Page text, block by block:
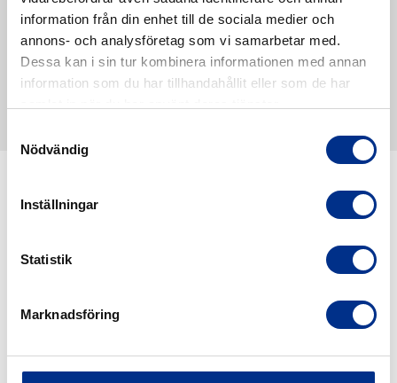
information från din enhet till de sociala medier och
annons- och analysföretag som vi samarbetar med.
Dessa kan i sin tur kombinera informationen med annan
information som du har tillhandahållit eller som de har
Nödvändig
Inställningar
Statistik
Marknadsföring